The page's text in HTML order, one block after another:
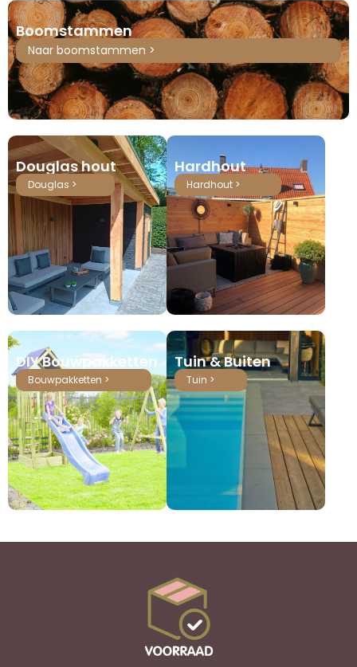
Boomstammen
Naar boomstammen >
Douglas hout
Douglas >
Hardhout
Hardhout >
DIY Bouwpakketten
Bouwpakketten >
Tuin & Buiten
Tuin >